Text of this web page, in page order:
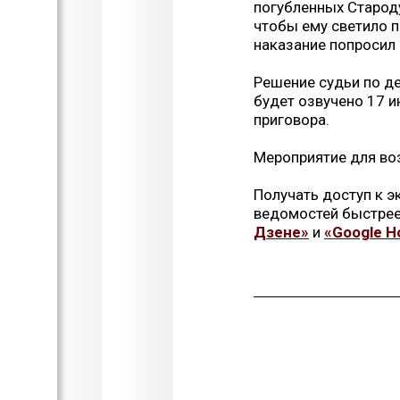
погубленных
чтобы ему светило
наказание
Решение судьи по
будет озвучено 17
приговора.
Мероприятие для
Получать доступ к
ведомостей
Дзене» и «Google